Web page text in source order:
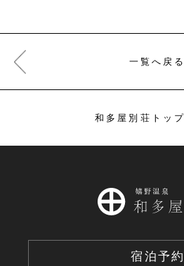
一覧へ戻る
和多屋別荘トッ
宿泊予約